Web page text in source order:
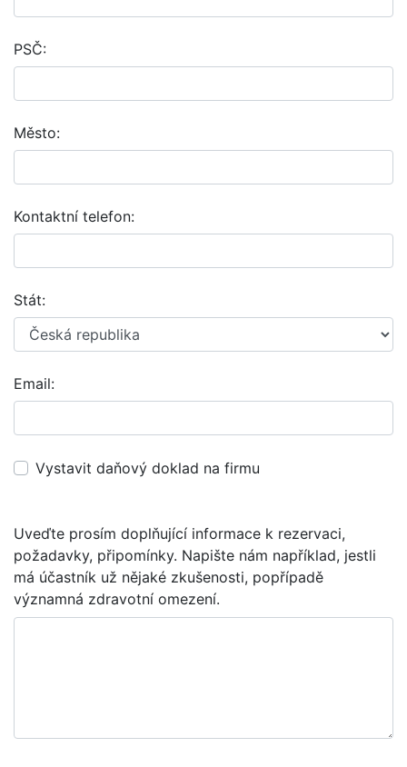
PSČ:
Město:
Kontaktní telefon:
Stát:
Email:
Vystavit daňový doklad na firmu
Uveďte prosím doplňující informace k rezervaci,
požadavky, připomínky. Napište nám například, jestli
má účastník už nějaké zkušenosti, popřípadě
významná zdravotní omezení.